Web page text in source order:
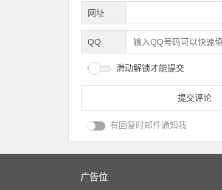
网址
QQ
滑动解锁才能提交
有回复时邮件通知我
广告位